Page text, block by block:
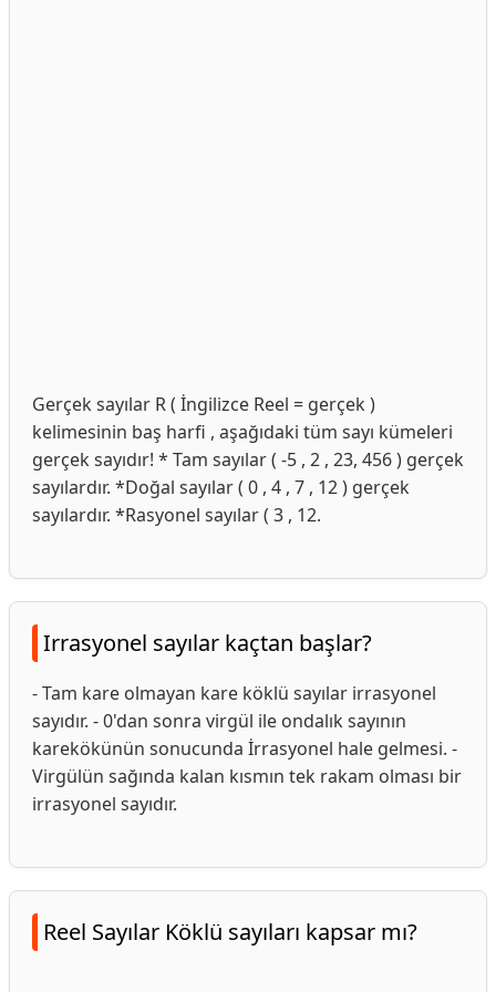
Gerçek sayılar R ( İngilizce Reel = gerçek )
kelimesinin baş harfi , aşağıdaki tüm sayı kümeleri
gerçek sayıdır! * Tam sayılar ( -5 , 2 , 23, 456 ) gerçek
sayılardır. *Doğal sayılar ( 0 , 4 , 7 , 12 ) gerçek
sayılardır. *Rasyonel sayılar ( 3 , 12.
Irrasyonel sayılar kaçtan başlar?
- Tam kare olmayan kare köklü sayılar irrasyonel
sayıdır. - 0'dan sonra virgül ile ondalık sayının
karekökünün sonucunda İrrasyonel hale gelmesi. -
Virgülün sağında kalan kısmın tek rakam olması bir
irrasyonel sayıdır.
Reel Sayılar Köklü sayıları kapsar mı?